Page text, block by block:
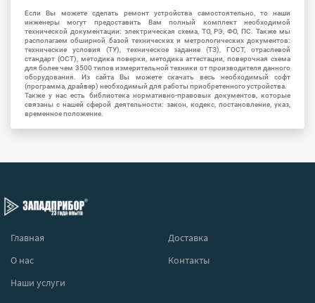
Если Вы можете сделать ремонт устройства самостоятельно, то наши
инженеры могут предоставить Вам полный комплект необходимой
технической документации: электрическая схема, ТО, РЭ, ФО, ПС. Также мы
располагаем обширной базой технических и метрологических документов:
технические условия (ТУ), техническое задание (ТЗ), ГОСТ, отраслевой
стандарт (ОСТ), методика поверки, методика аттестации, поверочная схема
для более чем 3500 типов измерительной техники от производителя данного
оборудования. Из сайта Вы можете скачать весь необходимый софт
(программа, драйвер) необходимый для работы приобретенного устройства.
Также у нас есть библиотека нормативно-правовых документов, которые
связаны с нашей сферой деятельности: закон, кодекс, постановление, указ,
временное положение.
Главная
Доставка
О нас
Контакты
Наши услуги